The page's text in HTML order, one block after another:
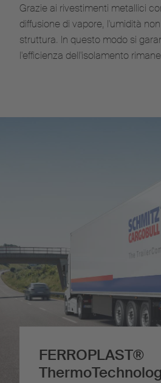
Grazie ai rivestimenti metallici
diffusione di vapore, l'umidità
struttura. In questo modo si
l'efficienza dell'isolamento
FERROPLAST®